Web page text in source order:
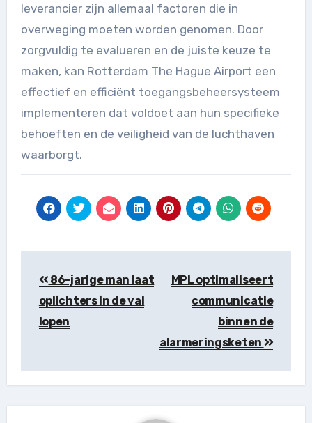
leverancier zijn allemaal factoren die in
overweging moeten worden genomen. Door
zorgvuldig te evalueren en de juiste keuze te
maken, kan Rotterdam The Hague Airport een
effectief en efficiënt toegangsbeheersysteem
implementeren dat voldoet aan hun specifieke
behoeften en de veiligheid van de luchthaven
waarborgt.
86-jarige man laat
oplichters in de val
lopen
MPL optimaliseert
communicatie
binnen de
alarmeringsketen